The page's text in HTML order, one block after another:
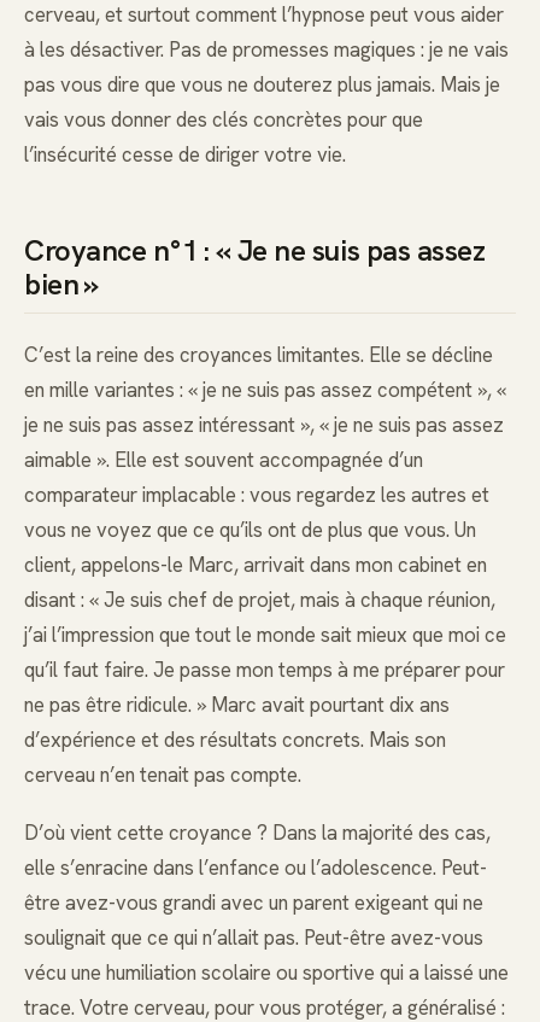
cerveau, et surtout comment l’hypnose peut vous aider
à les désactiver. Pas de promesses magiques : je ne vais
pas vous dire que vous ne douterez plus jamais. Mais je
vais vous donner des clés concrètes pour que
l’insécurité cesse de diriger votre vie.
Croyance n°1 : « Je ne suis pas assez
bien »
C’est la reine des croyances limitantes. Elle se décline
en mille variantes : « je ne suis pas assez compétent », «
je ne suis pas assez intéressant », « je ne suis pas assez
aimable ». Elle est souvent accompagnée d’un
comparateur implacable : vous regardez les autres et
vous ne voyez que ce qu’ils ont de plus que vous. Un
client, appelons-le Marc, arrivait dans mon cabinet en
disant : « Je suis chef de projet, mais à chaque réunion,
j’ai l’impression que tout le monde sait mieux que moi ce
qu’il faut faire. Je passe mon temps à me préparer pour
ne pas être ridicule. » Marc avait pourtant dix ans
d’expérience et des résultats concrets. Mais son
cerveau n’en tenait pas compte.
D’où vient cette croyance ? Dans la majorité des cas,
elle s’enracine dans l’enfance ou l’adolescence. Peut-
être avez-vous grandi avec un parent exigeant qui ne
soulignait que ce qui n’allait pas. Peut-être avez-vous
vécu une humiliation scolaire ou sportive qui a laissé une
trace. Votre cerveau, pour vous protéger, a généralisé :